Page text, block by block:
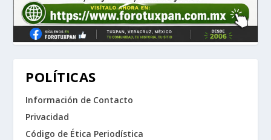
POLÍTICAS
Información de Contacto
Privacidad
Código de Ética Periodística